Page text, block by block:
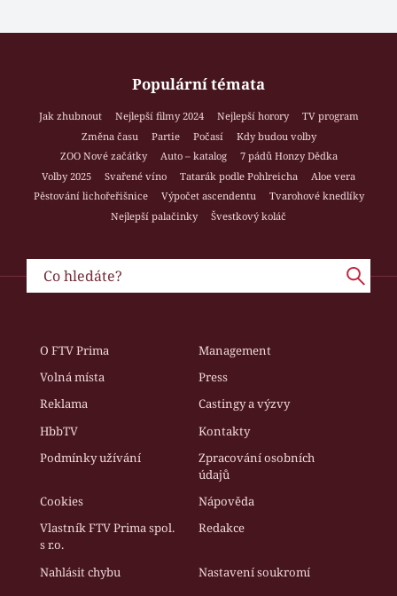
Populární témata
Jak zhubnout Nejlepší filmy 2024 Nejlepší horory
TV program
Změna času
Partie Počasí
Kdy budou volby
ZOO Nové začátky
Auto – katalog
7 pádů Honzy Dědka
Volby 2025
Svařené víno Tatarák podle Pohlreicha
Aloe vera
Pěstování lichořeřišnice
Výpočet ascendentu
Tvarohové knedlíky
Nejlepší palačinky
Švestkový koláč
O FTV Prima
Management
Volná místa
Press
Reklama
Castingy a výzvy
HbbTV
Kontakty
Podmínky užívání
Zpracování osobních
údajů
Cookies
Nápověda
Vlastník FTV Prima spol.
s r.o.
Redakce
Nahlásit chybu Nastavení soukromí